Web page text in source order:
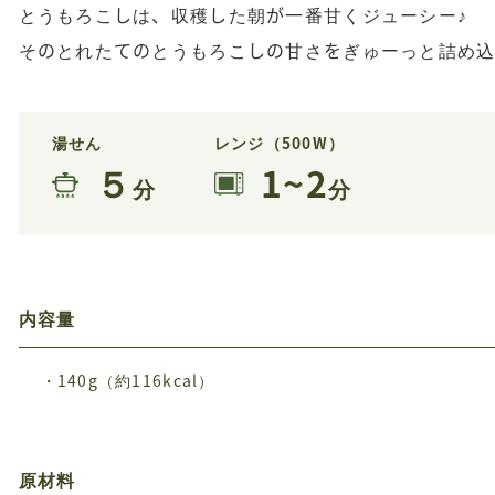
とうもろこしは、収穫した朝が一番甘くジューシー♪
そのとれたてのとうもろこしの甘さをぎゅーっと詰め込
湯せん
５ 分
レンジ（500W）
1~2分
内容量
・140g（約116kcal）
原材料